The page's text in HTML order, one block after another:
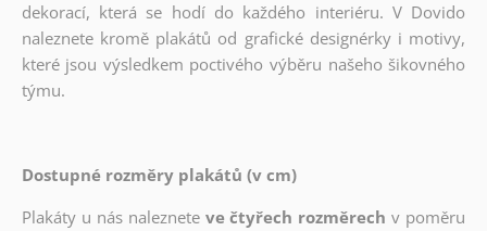
dekorací, která se hodí do každého interiéru. V Dovido
naleznete kromě plakátů od grafické designérky i motivy,
které jsou výsledkem poctivého výběru našeho šikovného
týmu.
Dostupné rozměry plakátů (v cm)
Plakáty u nás naleznete ve čtyřech rozměrech v poměru